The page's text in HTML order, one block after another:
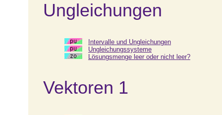
Ungleichungen
Intervalle und Ungleichungen
Ungleichungssysteme
Lösungsmenge leer oder nicht leer?
Vektoren 1